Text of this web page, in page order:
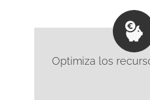
Optimiza los